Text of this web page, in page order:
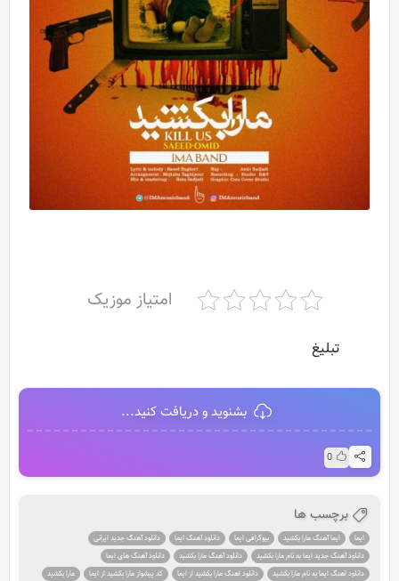
امتیاز موزیک
تبلیغ
بشنوید و دریافت کنید...
0
برچسب ها
ایما ایما آهنگ مارا بکشید بیوگرافی ایما دانلود آهنگ ایما
دانلود آهنگ جدید ایرانی
دانلود آهنگ جدید ایما به نام مارا بکشید
دانلود آهنگ مارا بکشید
دانلود آهنگ های ایما
دانلود اهنگ ایما به نام مارا بکشید
دانلود اهنگ مارا بکشید از ایما کد پیشواز مارا بکشید از ایما
مارا بکشید